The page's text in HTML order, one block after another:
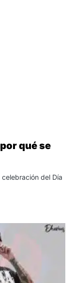
qué se
del Día